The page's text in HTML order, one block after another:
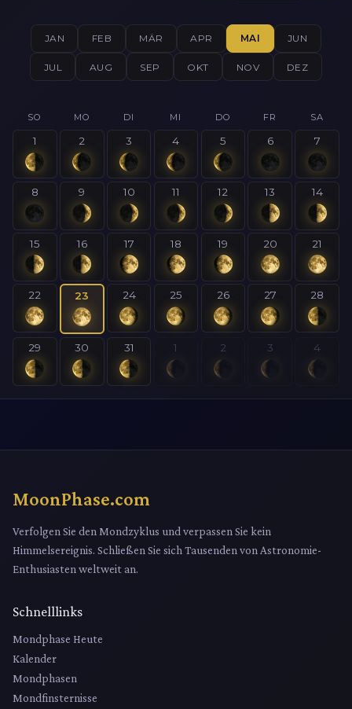
JAN FEB MÄR APR MAI JUN
JUL AUG SEP OKT NOV DEZ
SO MO DI MI DO FR SA
1 2 3 4 5 6 7
8 9 10 11 12 13 14
15 16 17 18 19 20 21
22 23 24 25 26 27 28
29 30 31 1 2 3 4
MoonPhase.com
Verfolgen Sie den Mondzyklus und verpassen Sie kein
Himmelsereignis. Schließen Sie sich Tausenden von Astronomie-
Enthusiasten weltweit an.
Schnelllinks
Mondphase Heute
Kalender
Mondphasen
Mondfinsternisse